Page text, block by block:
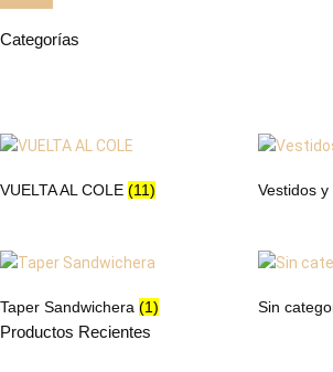
Categorías
VUELTA AL COLE (11) Vestidos
Taper Sandwichera (1) Sin
Productos Recientes